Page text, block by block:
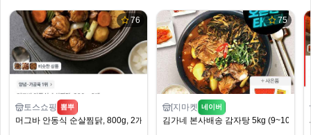
76
토스쇼핑 뽐뿌
머그바 안동식 순살찜닭, 800g, 2개
75
[지마켓 네이버
김가네 본사배송 감자탕 5kg (9~10인분)